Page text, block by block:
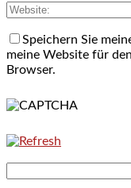
Speichern Sie
meine Website für
Browser.